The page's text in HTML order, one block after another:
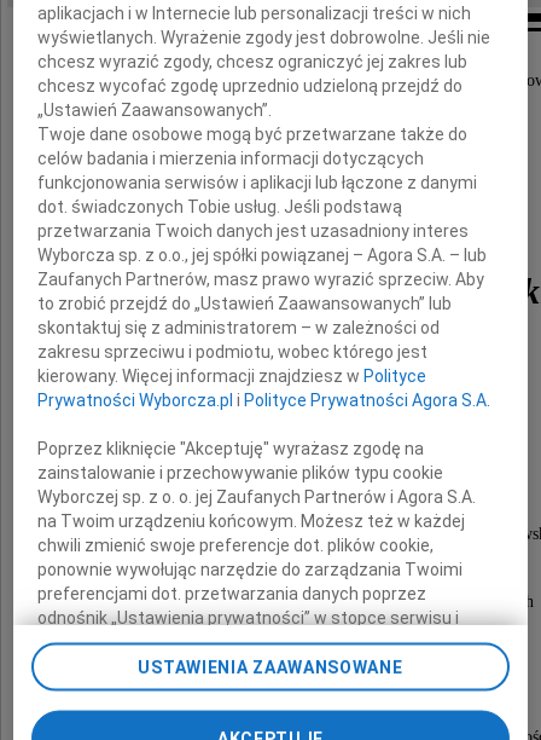
Pragniemy wyrazić nasze najserdeczniejsze
za udział w uroczystościach pogrzebowych
Henryka Mikołaja
które odbyły się dnia 17 listopada 2010 roku
w katedrze Chrystusa Króla w Katowicach.
Szczególne podziękowanie kierujemy do
Pana Prezydenta miasta Piotra Uszoka,
Rektora Akademii Muzycznej im. Karola
w Katowicach Pana Tomasza Miczki,
Kanclerza Akademii Muzycznej w Katowicach
Szczególną wdzięczność pragniemy wyrazić
aplikacjach i w Internecie lub personalizacji treści w nich
wyświetlanych. Wyrażenie zgody jest dobrowolne. Jeśli nie
chcesz wyrazić zgody, chcesz ograniczyć jej zakres lub
chcesz wycofać zgodę uprzednio udzieloną przejdź do
„Ustawień Zaawansowanych”.
Twoje dane osobowe mogą być przetwarzane także do
celów badania i mierzenia informacji dotyczących
funkcjonowania serwisów i aplikacji lub łączone z danymi
dot. świadczonych Tobie usług. Jeśli podstawą
przetwarzania Twoich danych jest uzasadniony interes
Wyborcza sp. z o.o., jej spółki powiązanej – Agora S.A. – lub
Zaufanych Partnerów, masz prawo wyrazić sprzeciw. Aby
to zrobić przejdź do „Ustawień Zaawansowanych” lub
skontaktuj się z administratorem – w zależności od
zakresu sprzeciwu i podmiotu, wobec którego jest
kierowany. Więcej informacji znajdziesz w Polityce
Prywatności Wyborcza.pl i Polityce Prywatności Agora S.A.
Poprzez kliknięcie "Akceptuję" wyrażasz zgodę na
zainstalowanie i przechowywanie plików typu cookie
Wyborczej sp. z o. o. jej Zaufanych Partnerów i Agora S.A.
na Twoim urządzeniu końcowym. Możesz też w każdej
chwili zmienić swoje preferencje dot. plików cookie,
ponownie wywołując narzędzie do zarządzania Twoimi
preferencjami dot. przetwarzania danych poprzez
odnośnik „Ustawienia prywatności” w stopce serwisu i
przechodząc do sekcji „Ustawienia zaawansowane”.
Zmiana ustawień plików cookie możliwa jest także za
pomocą ustawień przeglądarki.
USTAWIENIA ZAAWANSOWANE